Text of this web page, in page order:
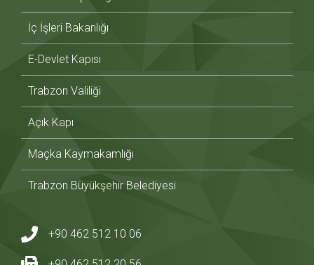
İç İşleri Bakanlığı
E-Devlet Kapısı
Trabzon Valiliği
Açık Kapı
Maçka Kaymakamlığı
Trabzon Büyükşehir Belediyesi
+90 462 512 10 06